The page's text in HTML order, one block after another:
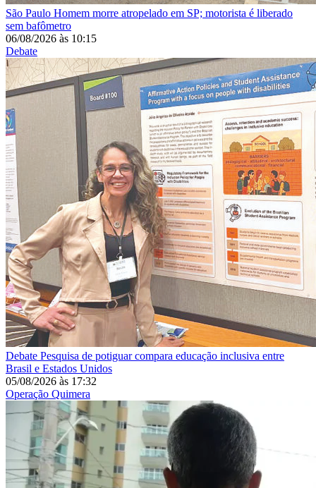
São Paulo Homem morre atropelado em SP; motorista é liberado
sem bafômetro
06/08/2026 às 10:15
Debate
Debate Pesquisa de potiguar compara educação inclusiva entre
Brasil e Estados Unidos
05/08/2026 às 17:32
Operação Quimera